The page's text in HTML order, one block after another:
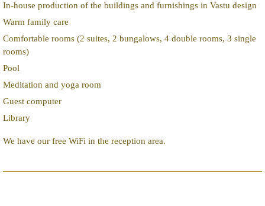
In-house production of the buildings and furnishings in Vastu design
Warm family care
Comfortable rooms (2 suites, 2 bungalows, 4 double rooms, 3 single
rooms)
Pool
Meditation and yoga room
Guest computer
Library
We have our free WiFi in the reception area.